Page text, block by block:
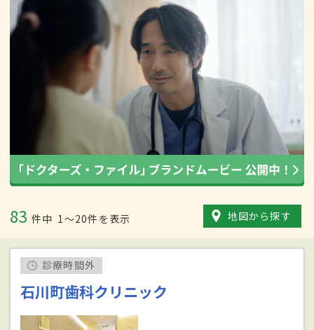
83 件中 1〜20件を表示 地図から探す
診療時間外
石川町歯科クリニック